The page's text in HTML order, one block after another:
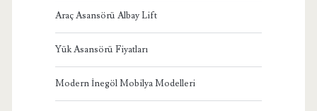
Araç Asansörü Albay Lift
Yük Asansörü Fiyatları
Modern İnegöl Mobilya Modelleri